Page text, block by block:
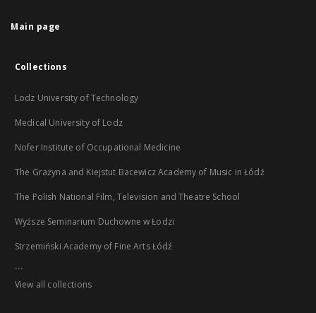
Main page
Collections
Lodz University of Technology
Medical University of Lodz
Nofer Institute of Occupational Medicine
The Grażyna and Kiejstut Bacewicz Academy of Music in Łódź
The Polish National Film, Television and Theatre School
Wyższe Seminarium Duchowne w Łodzi
Strzemiński Academy of Fine Arts Łódź
...
View all collections